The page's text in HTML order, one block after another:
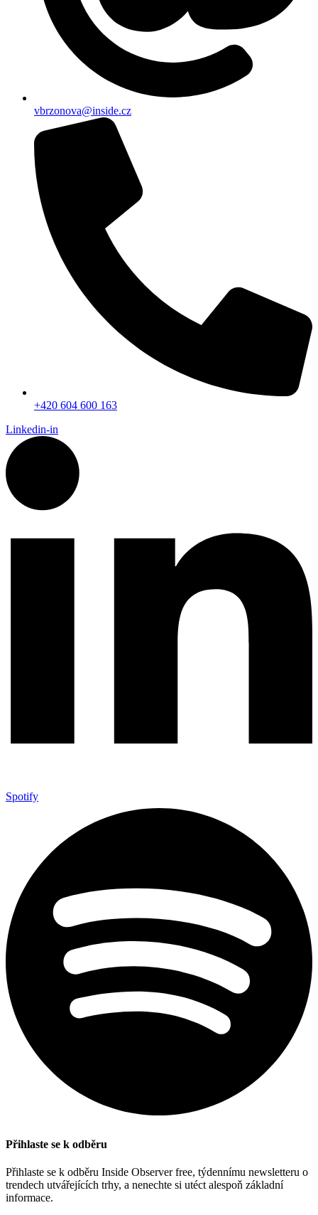
vbrzonova@inside.cz
+420 604 600 163
Linkedin-in
Spotify
Přihlaste se k odběru
Přihlaste se k odběru Inside Observer free, týdennímu newsletteru o
trendech utvářejících trhy, a nenechte si utéct alespoň základní
informace.